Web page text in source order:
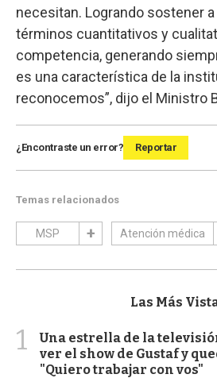
necesitan. Logrando sostener
términos cuantitativos y
competencia, generando
es una característica de la
reconocemos”, dijo el Ministro
¿Encontraste un error? Reportar
Temas relacionados
MSP Atención médica
Las Más
1
Una estrella de la
ver el show de Gustaf y
"Quiero trabajar con vos"